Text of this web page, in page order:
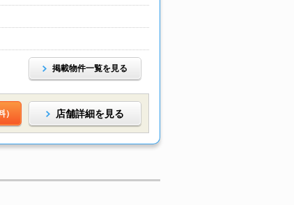
掲載物件一覧を見る
） 店舗詳細を見る